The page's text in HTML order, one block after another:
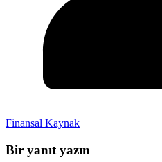
Finansal Kaynak
Bir yanıt yazın